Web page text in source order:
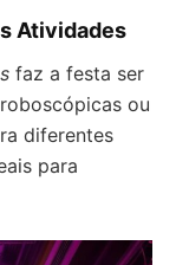
Atividades
faz a festa ser
ou
diferentes
para